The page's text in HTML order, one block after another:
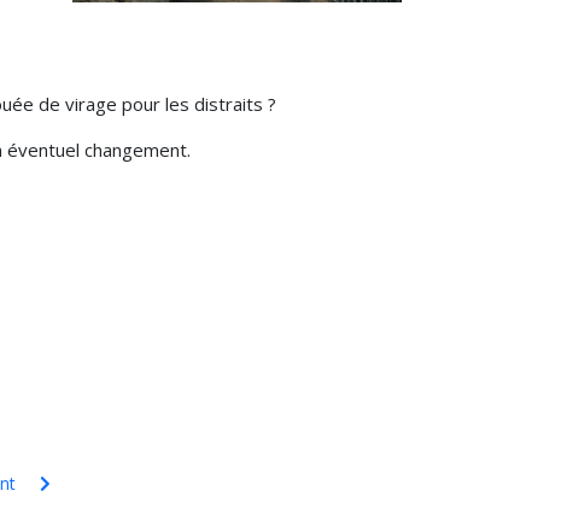
de virage pour les distraits ?
éventuel changement.
? Et voilà la solution !
: MERCI !